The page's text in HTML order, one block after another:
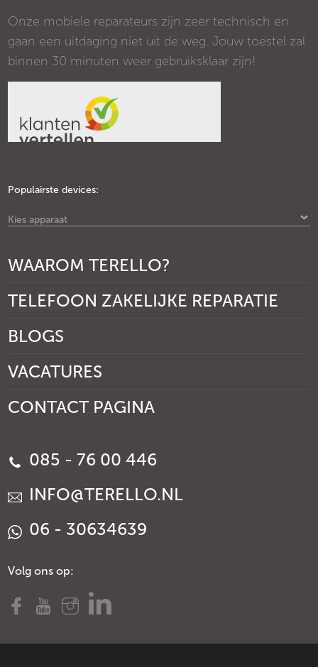
Onze mobiele reparateurs zijn zeer technisch en
gaan een uitdaging niet uit de weg. Jouw toestel zal
binnen 30 minuten weer gebruiksklaar zijn!
Populairste devices:
Kies apparaat
WAAROM TERELLO?
TELEFOON ZAKELIJKE REPARATIE
BLOGS
VACATURES
CONTACT PAGINA
085 - 76 00 446
INFO@TERELLO.NL
06 - 30634639
Volg ons op: